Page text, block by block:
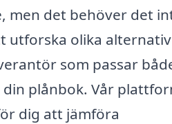
men det behöver det
utforska olika
som passar
plånbok. Vår
dig att jämföra